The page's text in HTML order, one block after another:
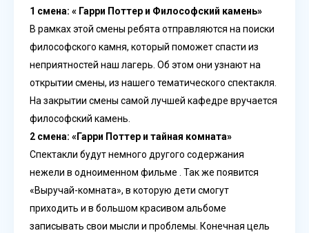
1 смена: « Гарри Поттер и Философский камень»
В рамках этой смены ребята отправляются на поиски
философского камня, который поможет спасти из
неприятностей наш лагерь. Об этом они узнают на
открытии смены, из нашего тематического спектакля.
На закрытии смены самой лучшей кафедре вручается
философский камень.
2 смена: «Гарри Поттер и тайная комната»
Спектакли будут немного другого содержания
нежели в одноименном фильме . Так же появится
«Выручай-комната», в которую дети смогут
приходить и в большом красивом альбоме
записывать свои мысли и проблемы. Конечная цель